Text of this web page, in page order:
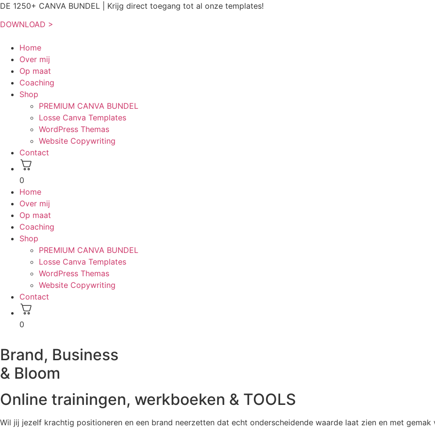
DE 1250+ CANVA BUNDEL | Krijg direct toegang tot al onze templates!
DOWNLOAD >
Home
Over mij
Op maat
Coaching
Shop
PREMIUM CANVA BUNDEL
Losse Canva Templates
WordPress Themas
Website Copywriting
Contact
0
Home
Over mij
Op maat
Coaching
Shop
PREMIUM CANVA BUNDEL
Losse Canva Templates
WordPress Themas
Website Copywriting
Contact
0
Brand, Business
& Bloom
Online trainingen, werkboeken & TOOLS
Wil jij jezelf krachtig positioneren en een brand neerzetten dat echt onderscheidende waarde laat zien en met gemak